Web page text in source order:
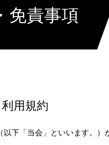
免責事項
用規約
下「当会」といいます。）